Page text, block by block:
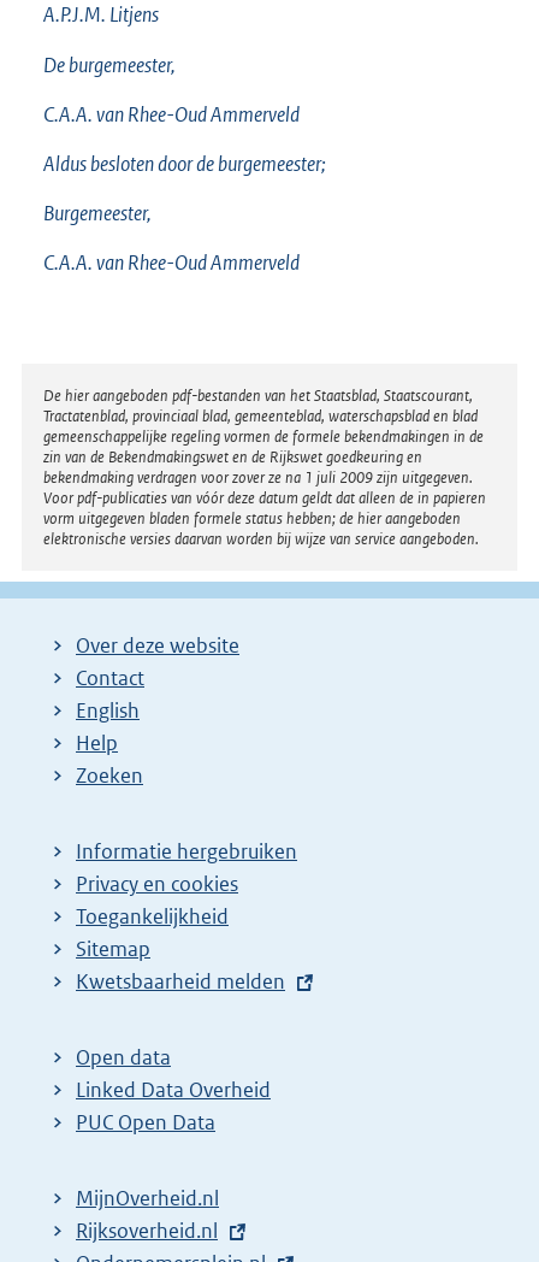
A.P.J.M. Litjens
De burgemeester,
C.A.A. vanRhee-Oud Ammerveld
Aldus besloten door de burgemeester;
Burgemeester,
C.A.A. vanRhee-Oud Ammerveld
Disclaimer
De hier aangeboden pdf-bestanden van het Staatsblad, Staatscourant,
Tractatenblad, provinciaal blad, gemeenteblad, waterschapsblad en blad
gemeenschappelijke regeling vormen de formele bekendmakingen in de
zin van de Bekendmakingswet en de Rijkswet goedkeuring en
bekendmaking verdragen voor zover ze na 1 juli 2009 zijn uitgegeven.
Voor pdf-publicaties van vóór deze datum geldt dat alleen de in papieren
vorm uitgegeven bladen formele status hebben; de hier aangeboden
elektronische versies daarvan worden bij wijze van service aangeboden.
Over deze website
Contact
English
Help
Zoeken
Informatie hergebruiken
Privacy en cookies
Toegankelijkheid
Sitemap
E
t
e
r
l
i
Kwetsbaarheid melden
Open data
Linked Data Overheid
PUC Open Data
MijnOverheid.nl
E
Rijksoverheid.nl